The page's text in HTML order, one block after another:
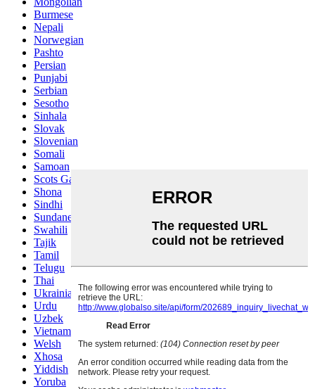
Burmese
Nepali
Norwegian
Pashto
Persian
Punjabi
Serbian
Sesotho
Sinhala
Slovak
Slovenian
Somali
Samoan
Scots Gaelic
Shona
Sindhi
Sundanese
Swahili
Tajik
Tamil
Telugu
Thai
Ukrainian
Urdu
Uzbek
Vietnamese
Welsh
Xhosa
Yiddish
Yoruba